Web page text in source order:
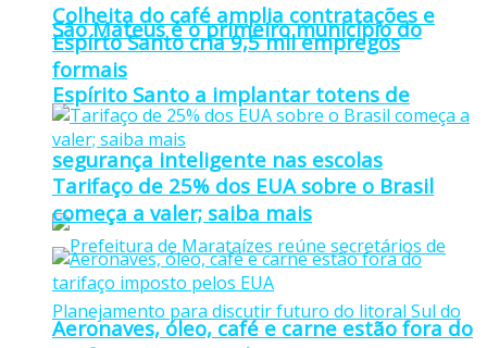
São Mateus é o primeiro município do
Espírito Santo a implantar totens de
segurança inteligente nas escolas
Colheita do café amplia contratações e
Espírto Santo cria 9,5 mil empregos
formais
Tarifaço de 25% dos EUA sobre o Brasil
começa a valer; saiba mais
Aeronaves, óleo, café e carne estão fora do